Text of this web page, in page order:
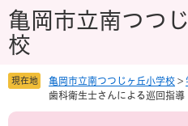
ジ
先
ュ
を
亀岡市立南つつ
校
現在地 亀岡市立南つつじヶ丘小学校 >
歯科衛生士さんによる巡回指導
本